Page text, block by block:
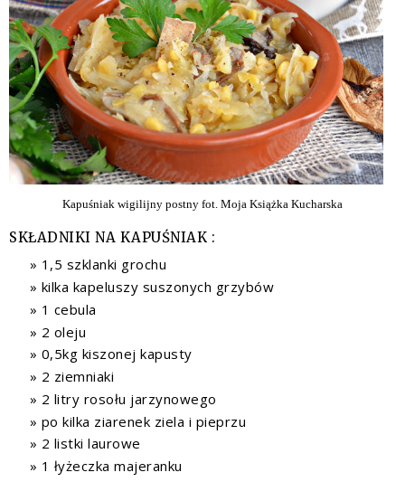
Kapuśniak wigilijny postny fot. Moja Książka Kucharska
SKŁADNIKI NA KAPUŚNIAK :
1,5 szklanki grochu
kilka kapeluszy suszonych grzybów
1 cebula
2 oleju
0,5kg kiszonej kapusty
2 ziemniaki
2 litry rosołu jarzynowego
po kilka ziarenek ziela i pieprzu
2 listki laurowe
1 łyżeczka majeranku